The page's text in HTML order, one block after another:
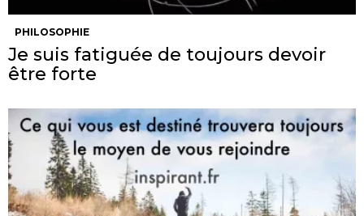
PHILOSOPHIE
Je suis fatiguée de toujours devoir
être forte